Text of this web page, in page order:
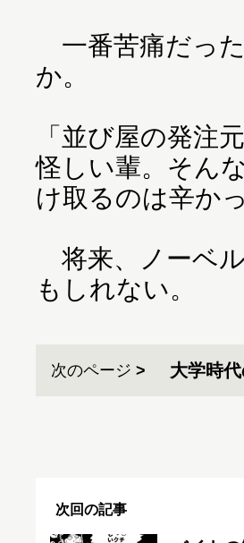
一番苦痛だっ
か。
「並び屋の発注
怪しい輩。そん
け取るのは辛か
将来、ノーベ
もしれない。
次のページ 大学時
次回の記事